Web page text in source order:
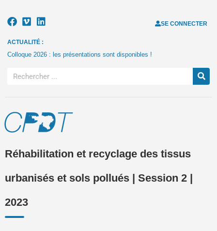
SE CONNECTER
ACTUALITÉ :
Colloque 2026 : les présentations sont disponibles !
Réhabilitation et recyclage des tissus
urbanisés et sols pollués | Session 2 |
2023